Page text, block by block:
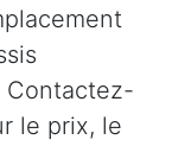
Contactez-
le prix, le